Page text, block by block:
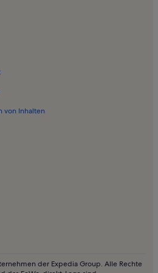
na Llòbriga
Cala Gat
Golf
Sa Cala
de Marina
von Son Moll
Dolça
von Cala Rajada
von Inhalten
der Expedia Group. Alle Rechte